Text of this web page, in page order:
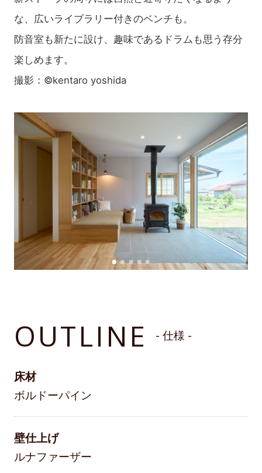
な、広いライブラリー付きのベンチも。
防音室も新たに設け、趣味であるドラムも思う存分
楽しめます。
撮影：©kentaro yoshida
OUTLINE - 仕様 -
床材
ボルドーパイン
壁仕上げ
ルナファーザー